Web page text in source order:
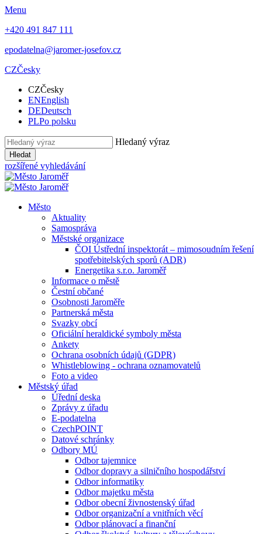
Menu
+420 491 847 111
epodatelna@jaromer-josefov.cz
CZČesky
CZČesky
ENEnglish
DEDeutsch
PLPo polsku
Hledaný výraz
Hledat
rozšířené vyhledávání
Město
Aktuality
Samospráva
Městské organizace
ČOI Ústřední inspektorát – mimosoudním řešení
spotřebitelských sporů (ADR)
Energetika s.r.o. Jaroměř
Informace o městě
Čestní občané
Osobnosti Jaroměře
Partnerská města
Svazky obcí
Oficiální heraldické symboly města
Ankety
Ochrana osobních údajů (GDPR)
Whistleblowing - ochrana oznamovatelů
Foto a video
Městský úřad
Úřední deska
Zprávy z úřadu
E-podatelna
CzechPOINT
Datové schránky
Odbory MÚ
Odbor tajemnice
Odbor dopravy a silničního hospodářství
Odbor informatiky
Odbor majetku města
Odbor obecní živnostenský úřad
Odbor organizační a vnitřních věcí
Odbor plánovací a finanční